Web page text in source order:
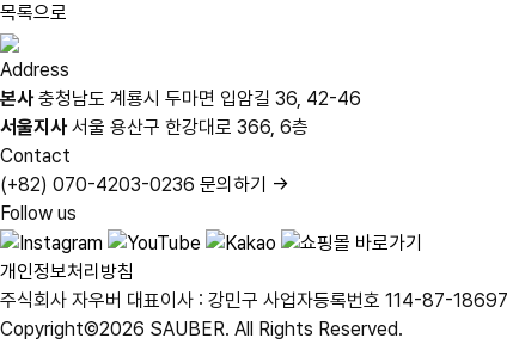
목록으로
Address
본사 충청남도 계룡시 두마면 입암길 36, 42-46
서울지사 서울 용산구 한강대로 366, 6층
Contact
(+82) 070-4203-0236 문의하기 →
Follow us
개인정보처리방침
주식회사 자우버 대표이사 : 강민구 사업자등록번호 114-87-18697
Copyright©2026 SAUBER. All Rights Reserved.